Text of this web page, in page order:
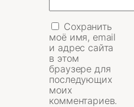
Сохранить
моё имя, email
и адрес сайта
в этом
браузере для
последующих
моих
комментариев.